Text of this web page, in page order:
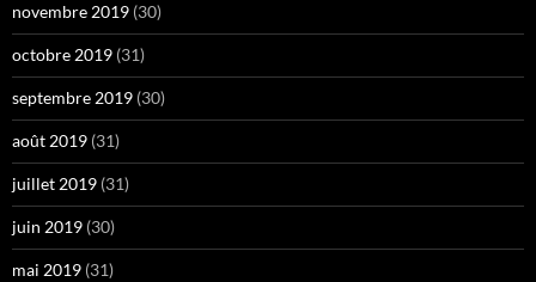
novembre 2019 (30)
octobre 2019 (31)
septembre 2019 (30)
août 2019 (31)
juillet 2019 (31)
juin 2019 (30)
mai 2019 (31)